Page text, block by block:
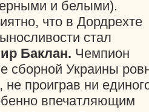
и белыми).
что в Дордрехте
стал
Баклан. Чемпион
сборной Украины
проиграв ни
впечатляющим